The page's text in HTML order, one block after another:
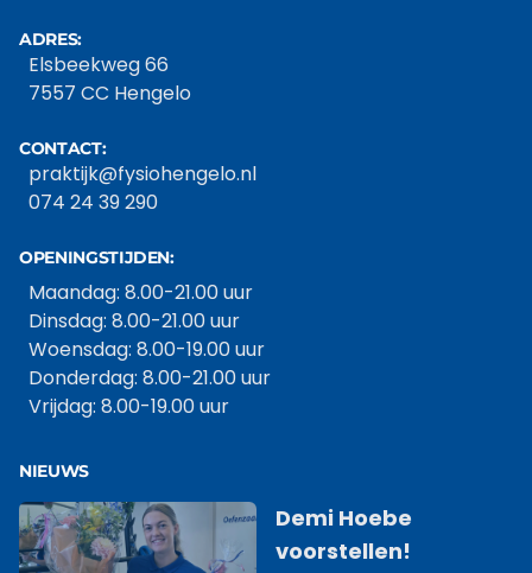
ADRES:
Elsbeekweg 66
7557 CC Hengelo
CONTACT:
praktijk@fysiohengelo.nl
074 24 39 290
OPENINGSTIJDEN:
Maandag: 8.00-21.00 uur
Dinsdag: 8.00-21.00 uur
Woensdag: 8.00-19.00 uur
Donderdag: 8.00-21.00 uur
Vrijdag: 8.00-19.00 uur
NIEUWS
Demi Hoebe
voorstellen!